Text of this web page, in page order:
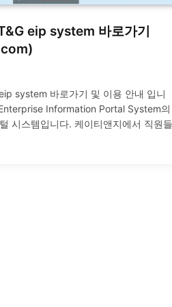
eip system 바로가기
system 바로가기 및 이용 안내 입니
Information Portal System의
시스템입니다. 케이티앤지에서 직원들